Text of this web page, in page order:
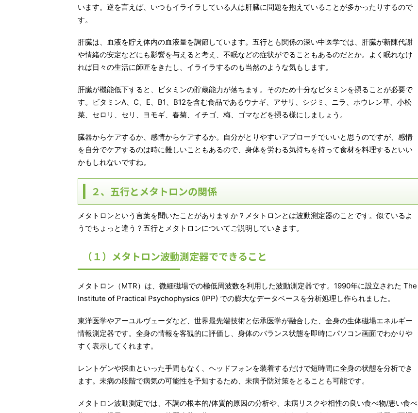
います。逆を言えば、いつもイライラしている人は肝臓に問題を抱えていることが多かったりするので
す。
肝臓は、血液を貯え体内の血液量を調節しています。五行とも関係の深い中医学では、肝臓が新陳代謝
や情緒の安定などにも影響を与えると考え、不眠などの症状がでることもあるのだとか。よく眠れなけ
れば日々の生活に師匠をきたし、イライラするのも当然のような気もします。
肝臓が機能低下すると、ビタミンの貯蔵能力が落ちます。そのため十分なビタミンを摂ることが必要で
す。ビタミンA、C、E、B1、B12を含む食品であるウナギ、アサリ、シジミ、ニラ、ホウレン草、小松
菜、セロリ、セリ、ヨモギ、春菊、イチゴ、梅、ゴマなどを摂る様にしましょう。
臓器からケアするか、感情からケアするか。自分がとりやすいアプローチでいいと思うのですが、感情
を自分でケアするのは時に難しいこともあるので、身体を労わる気持ちを持って食材を料理するといい
かもしれないですね。
２、五行とメタトロンの関係
メタトロンという言葉を聞いたことがありますか？メタトロンとは波動測定器のことです。似ているよ
うでちょっと違う？五行とメタトロンについてご説明していきます。
（１）メタトロン波動測定器でできること
メタトロン（MTR）は、微細磁場での極低周波数を利用した波動測定器です。1990年に設立された The
Institute of Practical Psychophysics (IPP) での膨大なデータベースを分析処理し作られました。
東洋医学やアーユルヴェーダなど、世界最先端技術と伝承医学が融合した、全身の生体磁場エネルギー
情報測定器です。全身の情報を客観的に評価し、身体のバランス状態を即時にパソコン画面でわかりや
すく表示してくれます。
レントゲンや採血といった手間もなく、ヘッドフォンを装着するだけで短時間に全身の状態を分析でき
ます。未病の段階で病気の可能性を予知するため、未病予防対策をとることも可能です。
メタトロン波動測定では、不調の根本的/体質的原因の分析や、未病リスクや相性の良い食べ物/悪い食べ